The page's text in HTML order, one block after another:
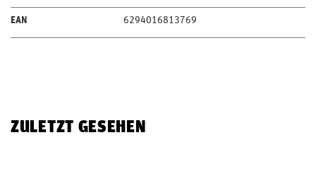
EAN 6294016813769
ZULETZT GESEHEN